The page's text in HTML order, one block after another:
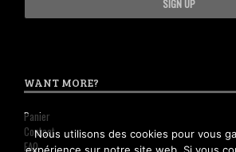
WANT MORE?
Panier
Contact
FAQ
Nous utilisons des cookies pour vous